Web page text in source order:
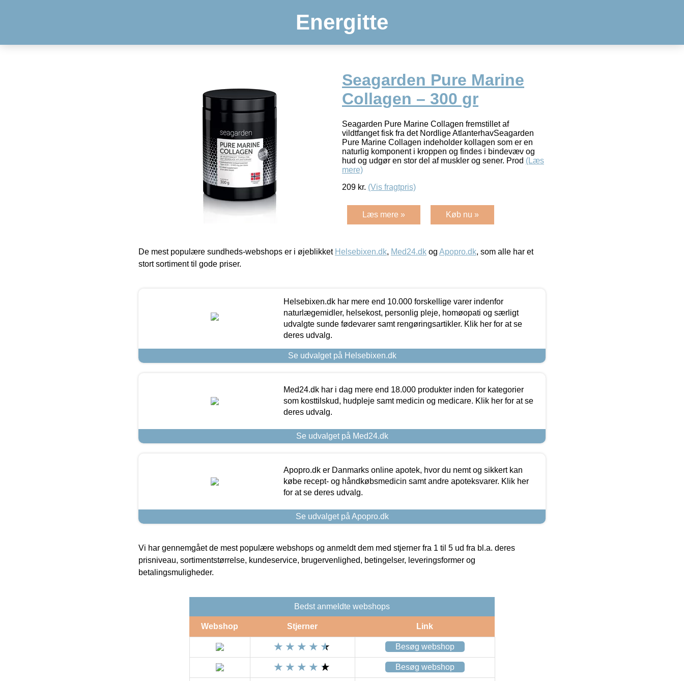
Energitte
Seagarden Pure Marine
Collagen – 300 gr
Seagarden Pure Marine Collagen fremstillet af
vildtfanget fisk fra det Nordlige AtlanterhavSeagarden
Pure Marine Collagen indeholder kollagen som er en
naturlig komponent i kroppen og findes i bindevæv og
hud og udgør en stor del af muskler og sener. Prod (Læs
mere)
209 kr. (Vis fragtpris)
Læs mere » Køb nu »
De mest populære sundheds-webshops er i øjeblikket Helsebixen.dk, Med24.dk og Apopro.dk, som alle har et
stort sortiment til gode priser.
Helsebixen.dk har mere end 10.000 forskellige varer indenfor
naturlægemidler, helsekost, personlig pleje, homøopati og særligt
udvalgte sunde fødevarer samt rengøringsartikler. Klik her for at se
deres udvalg.
Se udvalget på Helsebixen.dk
Med24.dk har i dag mere end 18.000 produkter inden for kategorier
som kosttilskud, hudpleje samt medicin og medicare. Klik her for at se
deres udvalg.
Se udvalget på Med24.dk
Apopro.dk er Danmarks online apotek, hvor du nemt og sikkert kan
købe recept- og håndkøbsmedicin samt andre apoteksvarer. Klik her
for at se deres udvalg.
Se udvalget på Apopro.dk
Vi har gennemgået de mest populære webshops og anmeldt dem med stjerner fra 1 til 5 ud fra bl.a. deres
prisniveau, sortimentstørrelse, kundeservice, brugervenlighed, betingelser, leveringsformer og
betalingsmuligheder.
Bedst anmeldte webshops
Webshop Stjerner Link
Besøg webshop
Besøg webshop